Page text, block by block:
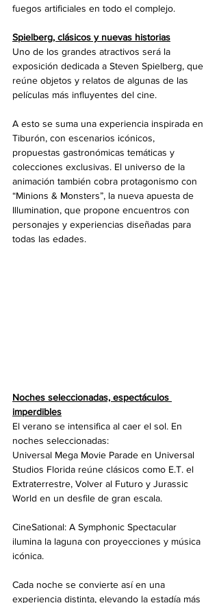
fuegos artificiales en todo el complejo.
Spielberg, clásicos y nuevas historias
Uno de los grandes atractivos será la
exposición dedicada a Steven Spielberg, que
reúne objetos y relatos de algunas de las
películas más influyentes del cine.
A esto se suma una experiencia inspirada en
Tiburón, con escenarios icónicos,
propuestas gastronómicas temáticas y
colecciones exclusivas. El universo de la
animación también cobra protagonismo con
“Minions & Monsters”, la nueva apuesta de
Illumination, que propone encuentros con
personajes y experiencias diseñadas para
todas las edades.
Noches seleccionadas, espectáculos
imperdibles
El verano se intensifica al caer el sol. En
noches seleccionadas:
Universal Mega Movie Parade en Universal
Studios Florida reúne clásicos como E.T. el
Extraterrestre, Volver al Futuro y Jurassic
World en un desfile de gran escala.
CineSational: A Symphonic Spectacular
ilumina la laguna con proyecciones y música
icónica.
Cada noche se convierte así en una
experiencia distinta, elevando la estadía más